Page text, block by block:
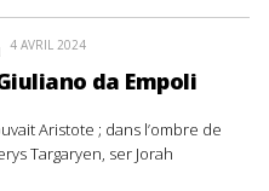
4 AVRIL 2024
da Empoli
Aristote ; dans l’ombre de
Targaryen, ser Jorah